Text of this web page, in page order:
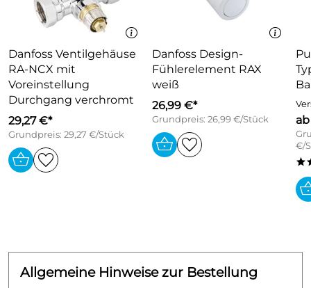
Danfoss Ventilgehäuse
RA-NCX mit
Voreinstellung
Durchgang verchromt
29,27 €*
Grundpreis: 29,27 €/Stück
Danfoss Design-
Fühlerelement RAX
weiß
26,99 €*
Grundpreis: 26,99 €/Stück
€/
Allgemeine Hinweise zur Bestellung